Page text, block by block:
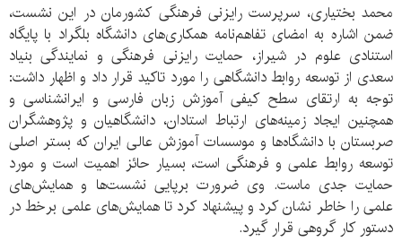
محمد بختیاری، سرپرست رایزنی فرهنگی کشورمان در این نشست،
ضمن اشاره به امضای تفاهم‌نامه همکاری‌های دانشگاه بلگراد با پایگاه
استنادی علوم در شیراز، حمایت رایزنی فرهنگی و نمایندگی بنیاد
سعدی از توسعه روابط دانشگاهی را مورد تاکید قرار داد و اظهار داشت:
توجه به ارتقای سطح کیفی آموزش زبان فارسی و ایرانشناسی و
همچنین ایجاد زمینه‌های ارتباط استادان، دانشگاهیان و پژوهشگران
صربستان با دانشگاه‌ها و موسسات آموزش عالی ایران که بستر اصلی
توسعه روابط علمی و فرهنگی است، بسیار حائز اهمیت است و مورد
حمایت جدی ماست. وی ضرورت برپایی نشست‌ها و همایش‌های
علمی را خاطر نشان کرد و پیشنهاد کرد تا همایش‌های علمی برخط در
دستور کار گروهی قرار گیرد.